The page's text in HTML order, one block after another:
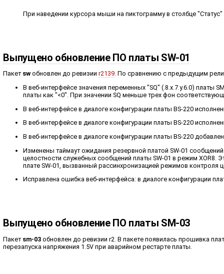
При наведении курсора мыши на пиктограмму в столбце
Выпущено обновление ПО платы SW-01
Пакет sw обновлен до ревизииr2139. По сравнению с предыдущим
В веб-интерфейсе значения переменных "SQ" (.8.x.7.y.6.0) платы
платы как "<0". При значении SQ меньше трех фон
В веб-интерфейсе в диалоге конфигурации платы BS-220
В веб-интерфейсе в диалоге конфигурации платы BS-220
В веб-интерфейсе в диалоге конфигурации платы BS-220
Изменены таймаут ожидания резервной платой SW-01
целостности служебных сообщений платы SW-01 в режим
плате SW-01, вызванный рассинхронизацией режимов контроля
Исправлена ошибка веб-интерфейса: в диалоге конфигурации
Выпущено обновление ПО платы SM-03
Пакет sm-03 обновлен до ревизии r2. В пакете появилась прошивка
перезапуска напряжения 1.5V при аварийном рестарте платы.